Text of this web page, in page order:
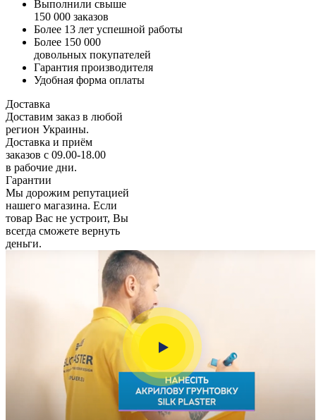
Выполнили свыше
150 000 заказов
Более 13 лет успешной работы
Более 150 000
довольных покупателей
Гарантия производителя
Удобная форма оплаты
Доставка
Доставим заказ в любой
регион Украины.
Доставка и приём
заказов с 09.00-18.00
в рабочие дни.
Гарантии
Мы дорожим репутацией
нашего магазина. Если
товар Вас не устроит, Вы
всегда сможете вернуть
деньги.